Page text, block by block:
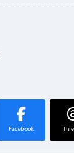
Facebook